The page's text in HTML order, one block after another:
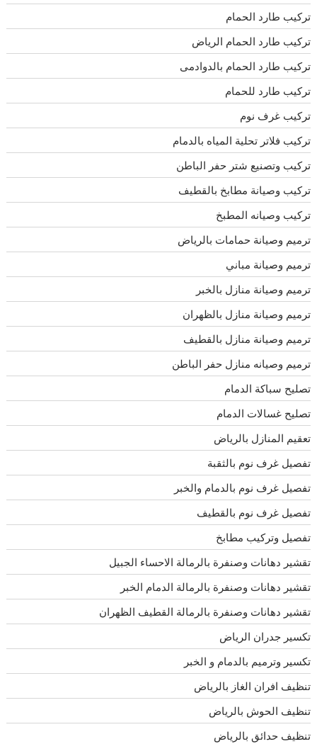
تركيب طارد الحمام
تركيب طارد الحمام الرياض
تركيب طارد الحمام بالدوادمى
تركيب طارد للحمام
تركيب غرف نوم
تركيب فلاتر تحلية المياه بالدمام
تركيب وتصنيع شتر حفر الباطن
تركيب وصيانة مطابخ بالقطيف
تركيب وصيانه المطبخ
ترميم وصيانة حمامات بالرياض
ترميم وصيانة مباني
ترميم وصيانة منازل بالخبر
ترميم وصيانة منازل بالظهران
ترميم وصيانة منازل بالقطيف
ترميم وصيانه منازل حفر الباطن
تصليح سباكة الدمام
تصليح غسالات الدمام
تعقيم المنازل بالرياض
تفصيل غرف نوم بالثقبة
تفصيل غرف نوم بالدمام والخبر
تفصيل غرف نوم بالقطيف
تفصيل وتركيب مطابخ
تقشير دهانات وصنفرة بالرمالة الاحساء الجبيل
تقشير دهانات وصنفرة بالرمالة الدمام الخبر
تقشير دهانات وصنفرة بالرمالة القطيف الظهران
تكسير جدران الرياض
تكسير وترميم بالدمام و الخبر
تنظيف افران الغاز بالرياض
تنظيف الحوش بالرياض
تنظيف حدائق بالرياض